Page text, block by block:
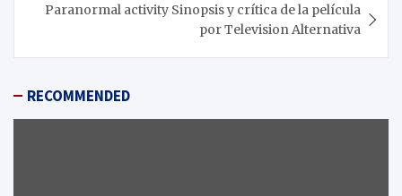
Paranormal activity Sinopsis y crítica de la película
por Television Alternativa
RECOMMENDED